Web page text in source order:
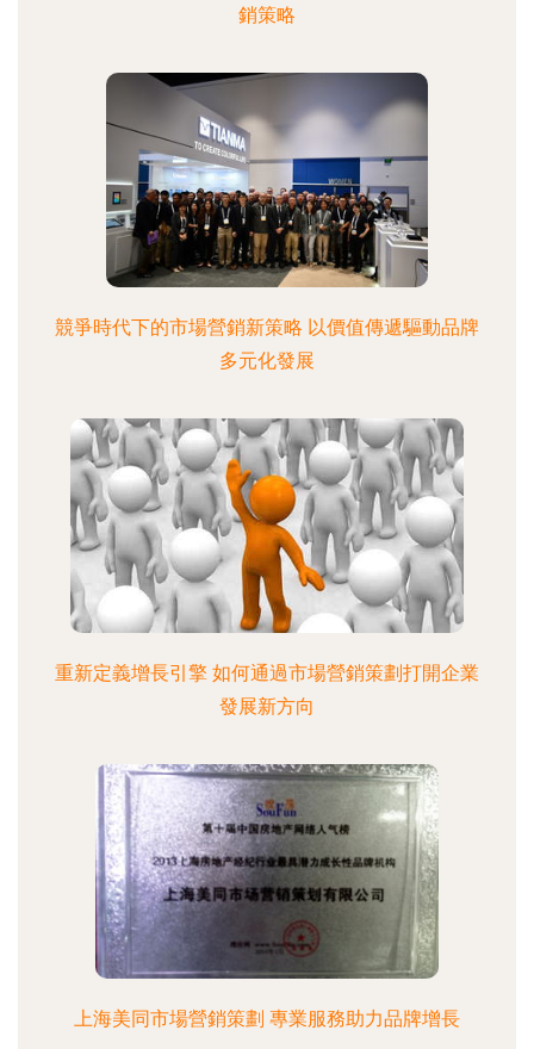
銷策略
競爭時代下的市場營銷新策略 以價值傳遞驅動品牌
多元化發展
重新定義增長引擎 如何通過市場營銷策劃打開企業
發展新方向
上海美同市場營銷策劃 專業服務助力品牌增長